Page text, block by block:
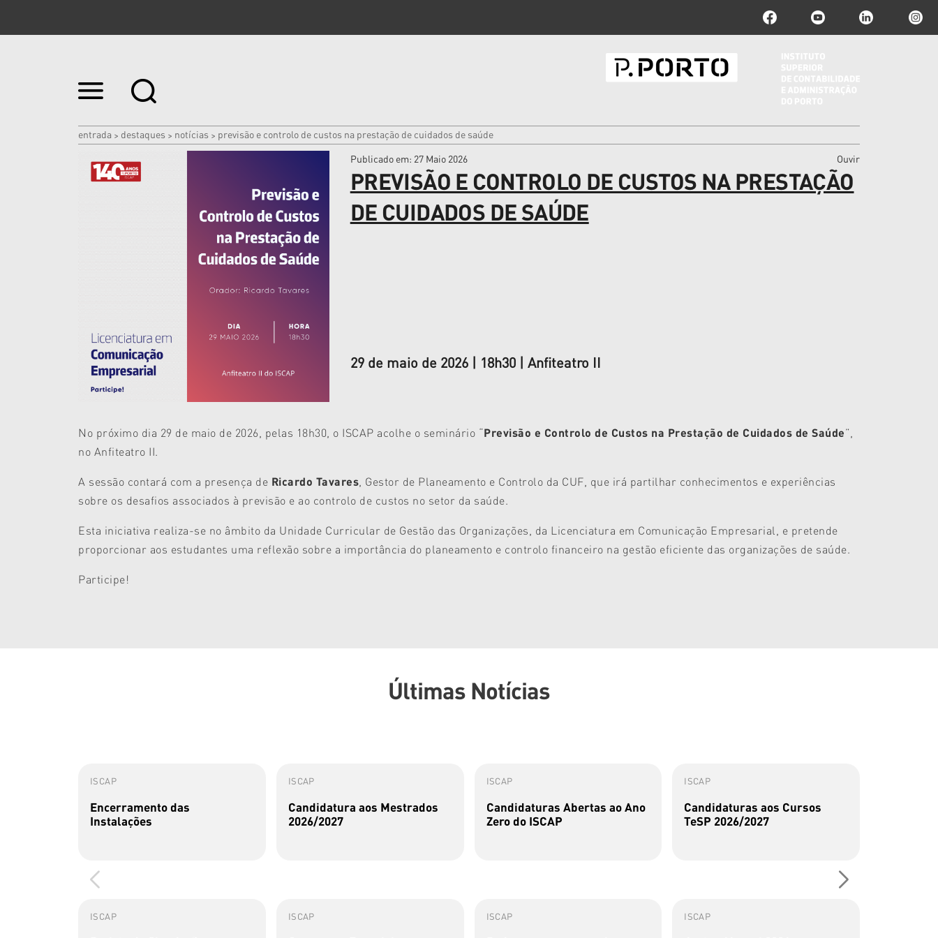
Ir
para
|
Ir
para
a
navegação
entrada > destaques > notícias > previsão e controlo de custos na prestação de cuidados de saúde
Publicado em: 27 Maio 2026 Ouvir
PREVISÃO E CONTROLO DE CUSTOS NA PRESTAÇÃO
DE CUIDADOS DE SAÚDE
29 de maio de 2026 | 18h30 | Anfiteatro II
No próximo dia 29 de maio de 2026, pelas 18h30, o ISCAP acolhe o seminário “Previsão e Controlo de Custos na Prestação de Cuidados de Saúde”,
no Anfiteatro II.
A sessão contará com a presença de Ricardo Tavares , Gestor de Planeamento e Controlo da CUF, que irá partilhar conhecimentos e experiências
sobre os desafios associados à previsão e ao controlo de custos no setor da saúde.
Esta iniciativa realiza-se no âmbito da Unidade Curricular de Gestão das Organizações, da Licenciatura em Comunicação Empresarial, e pretende
proporcionar aos estudantes uma reflexão sobre a importância do planeamento e controlo financeiro na gestão eficiente das organizações de saúde.
Participe!
Últimas Notícias
ISCAP
Encerramento das
Instalações
ISCAP
Candidatura aos Mestrados
2026/2027
ISCAP
Candidaturas Abertas ao Ano
Zero do ISCAP
ISCAP
Candidaturas aos Cursos
TeSP 2026/2027
ISCAP ISCAP ISCAP ISCAP